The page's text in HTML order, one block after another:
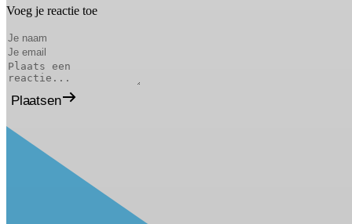
Voeg je reactie toe
Plaatsen